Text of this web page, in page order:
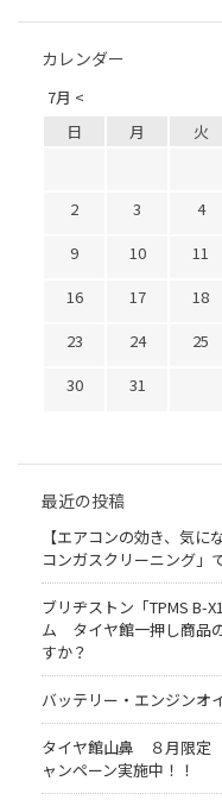
カレンダー
7月 <
日 月 火
2
3 4
9
10 11
16
17 18
23
24 25
30
31
最近の投稿
【エアコンの効き、気
コンガスクリーニング」
ブリヂストン「TPMS B-
ム タイヤ館一押し商品
すか？
バッテリー・エンジンオ
タイヤ館山鼻 ８月限定
ャンペーン実施中！！